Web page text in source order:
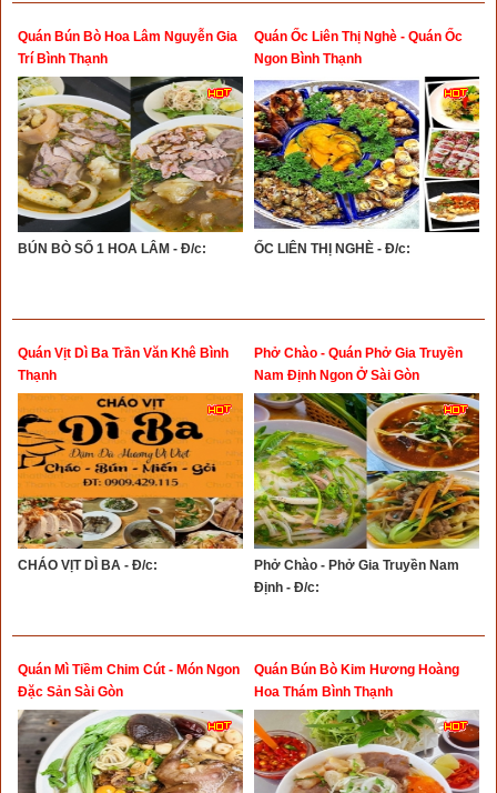
Quán Bún Bò Hoa Lâm Nguyễn Gia
Trí Bình Thạnh
BÚN BÒ SỐ 1 HOA LÂM - Đ/c:
Quán Ốc Liên Thị Nghè - Quán Ốc
Ngon Bình Thạnh
ỐC LIÊN THỊ NGHÈ - Đ/c:
Quán Vịt Dì Ba Trần Văn Khê Bình
Thạnh
CHÁO VỊT DÌ BA - Đ/c:
Phở Chào - Quán Phở Gia Truyền
Nam Định Ngon Ở Sài Gòn
Phở Chào - Phở Gia Truyền Nam
Định - Đ/c:
Quán Mì Tiềm Chim Cút - Món Ngon
Đặc Sản Sài Gòn
Quán Bún Bò Kim Hương Hoàng
Hoa Thám Bình Thạnh